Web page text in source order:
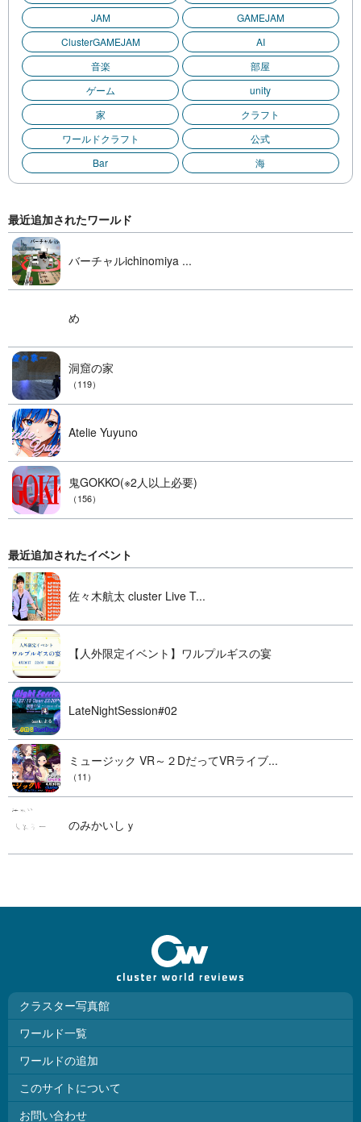
JAM
GAMEJAM
ClusterGAMEJAM
AI
音楽
部屋
ゲーム
unity
家
クラフト
ワールドクラフト
公式
Bar
海
最近追加されたワールド
バーチャルichinomiya ...
め
洞窟の家
（119）
Atelie Yuyuno
鬼GOKKO(※2人以上必要)
（156）
最近追加されたイベント
佐々木航太 cluster Live T...
【人外限定イベント】ワルプルギスの宴
LateNightSession#02
ミュージック VR～２DだってVRライブ...
（11）
のみかいしｙ
クラスター写真館
ワールド一覧
ワールドの追加
このサイトについて
お問い合わせ